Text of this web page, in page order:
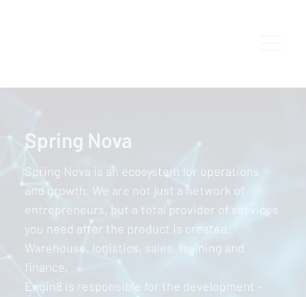
Spring Nova
Spring Nova is an ecosystem for operations
and growth. We are not just a network of
entrepreneurs, but a total provider of services
you need after the product is created:
Warehouse, logistics, sales, training and
finance.
Engin8 is responsible for the development –